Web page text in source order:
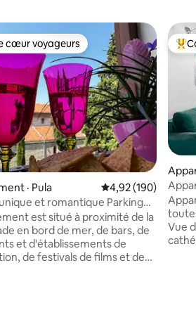
cœur voyageurs
cœur voyageurs
· Pula Note moyenne de
4,92 (190)
et romantique Parking
est situé à proximité de la
en bord de mer, de bars, de
et d'établissements de
de festivals de films et de
Vue